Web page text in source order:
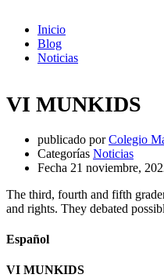
Inicio
Blog
Noticias
VI MUNKIDS
publicado por Colegio
Categorías Noticias
Fecha 21 noviembre,
The third, fourth and fifth
and rights. They debated
Español
VI MUNKIDS